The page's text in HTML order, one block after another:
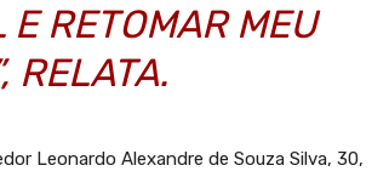
E RETOMAR MEU
RELATA.
Leonardo Alexandre de Souza Silva, 30,